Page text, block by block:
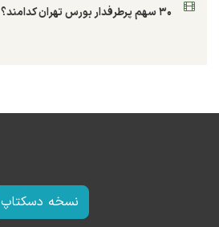
۳۰ سهم پرطرفدار بورس تهران کدامند؟
نسخه دسکتاپ